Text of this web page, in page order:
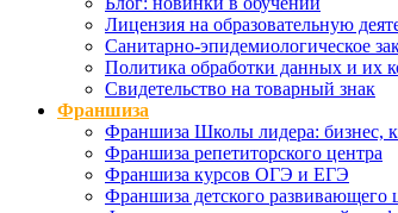
Лицензия на образовательную
Санитарно-эпидемиологическое
Политика обработки данных и их
Свидетельство на товарный знак
Франшиза
Франшиза Школы лидера: бизнес,
Франшиза репетиторского центра
Франшиза курсов ОГЭ и ЕГЭ
Франшиза детского развивающего